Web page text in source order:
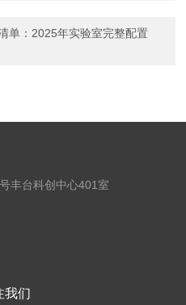
单：2025年实验室完整配置
丰台科创中心401室
我们